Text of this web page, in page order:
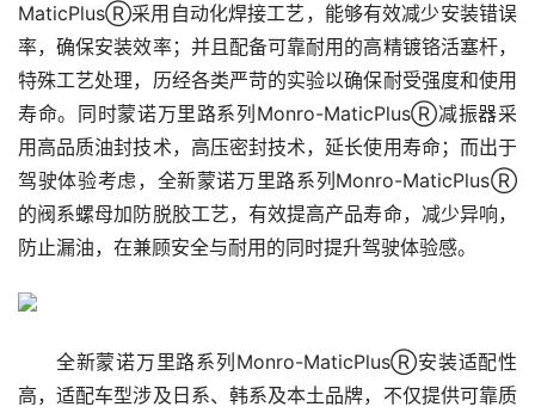
MaticPlusⓇ采用自动化焊接工艺，能够有效减少安装错误
率，确保安装效率；并且配备可靠耐用的高精镀铬活塞杆，
特殊工艺处理，历经各类严苛的实验以确保耐受强度和使用
寿命。同时蒙诺万里路系列Monro-MaticPlusⓇ减振器采
用高品质油封技术，高压密封技术，延长使用寿命；而出于
驾驶体验考虑，全新蒙诺万里路系列Monro-MaticPlusⓇ
的阀系螺母加防脱胶工艺，有效提高产品寿命，减少异响，
防止漏油，在兼顾安全与耐用的同时提升驾驶体验感。
全新蒙诺万里路系列Monro-MaticPlusⓇ安装适配性
高，适配车型涉及日系、韩系及本土品牌，不仅提供可靠质